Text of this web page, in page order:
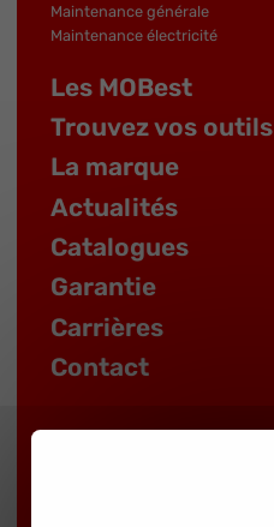
Maintenance générale
Maintenance électricité
Les MOBest
Trouvez vos outils
La marque
Actualités
Catalogues
Garantie
Carrières
Contact